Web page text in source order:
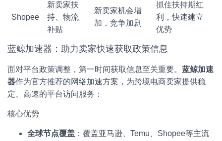
Shopee
新卖家扶
持、物流
补贴
新卖家机会增
加，竞争加剧
抓住扶持期红
利，快速建立
优势
蓝鲸加速器：助力卖家快速获取政策信息
面对平台政策调整，第一时间获取信息至关重要。 蓝鲸加速
器作为官方推荐的网络加速方案，为跨境电商卖家提供稳
定、高速的平台访问服务：
核心优势
全球节点覆盖 ：覆盖亚马逊、Temu、Shopee等主流